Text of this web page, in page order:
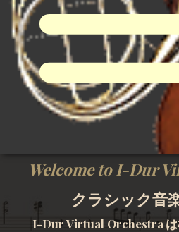
I-Dur Virtual
Welcome to I-Dur
クラシック音
I-Dur Virtual Orchestra